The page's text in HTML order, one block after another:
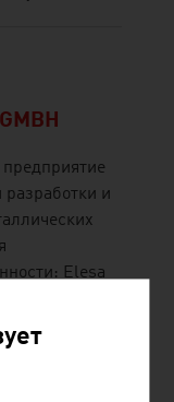
и
Elesa
...